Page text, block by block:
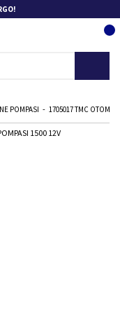
POMPASI 1705017 TMC